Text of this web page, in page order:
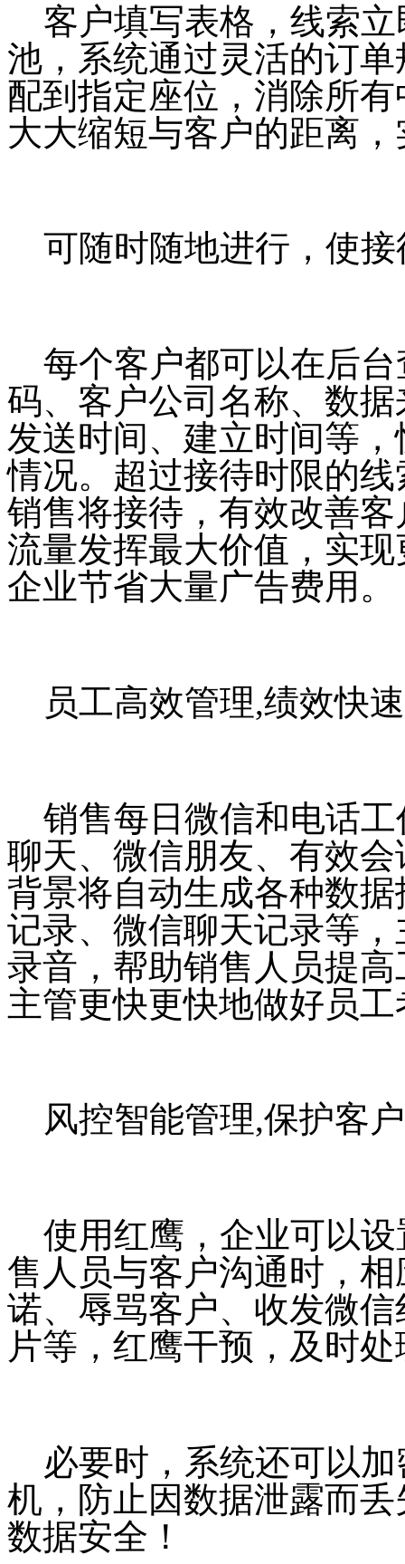
客户填写表格，线索
池，系统通过灵活的订
配到指定座位，消除所
大大缩短与客户的距离
可随时随地进行，使
每个客户都可以在后
码、客户公司名称、数
发送时间、建立时间等
情况。超过接待时限的
销售将接待，有效改善
流量发挥最大价值，实
企业节省大量广告费用。
员工高效管理,绩效快
销售每日微信和电话
聊天、微信朋友、有效
背景将自动生成各种数
记录、微信聊天记录等
录音，帮助销售人员提
主管更快更快地做好员
风控智能管理,保护客
使用红鹰，企业可以
售人员与客户沟通时，
诺、辱骂客户、收发微
片等，红鹰干预，及时
必要时，系统还可以
机，防止因数据泄露而
数据安全！